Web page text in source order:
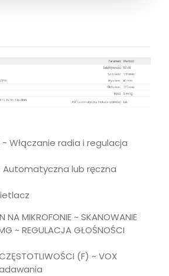
- Włączanie radia i regulacja
- Automatyczna lub ręczna
NA MIKROFONIE ~ SKANOWANIE
~ REGULACJA GŁOŚNOŚCI
(F) ~ VOX